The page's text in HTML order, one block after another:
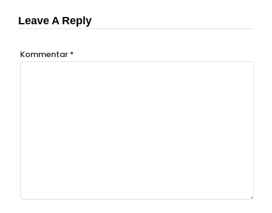
Leave A Reply
Kommentar *